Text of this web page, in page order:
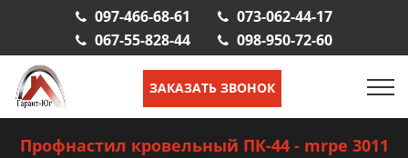
097-466-68-61
073-062-44-17
067-55-828-44
098-950-72-60
ЗАКАЗАТЬ ЗВОНОК
Профнастил кровельный ПК-44 - mrрe 3011